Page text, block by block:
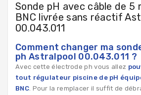
Sonde pH avec câble de 5
BNC livrée sans réactif
00.043.011
Comment changer ma
ph Astralpool 00.043.011 ?
Avec cette électrode ph vous allez
tout régulateur piscine de pH
BNC. Pour la remplacer il suffit de